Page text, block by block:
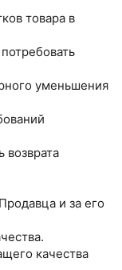
товара в
уменьшения
возврата
и за его
качества